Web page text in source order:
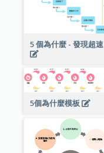
5 個為什麼 - 發現超速
5個為什麼模板